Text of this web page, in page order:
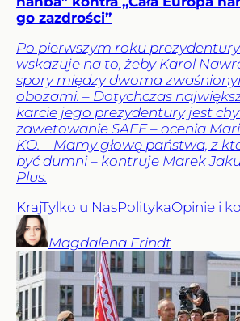
go zazdrości”
Po pierwszym roku
wskazuje na to, żeby Karol
spory między dwoma
obozami. – Dotychczas
karcie jego prezydentury jest
zawetowanie SAFE – ocenia
KO. – Mamy głowę państwa, z
być dumni – kontruje Marek
Plus.
KrajTylko u NasPolitykaOpinie i
Magdalena Frindt